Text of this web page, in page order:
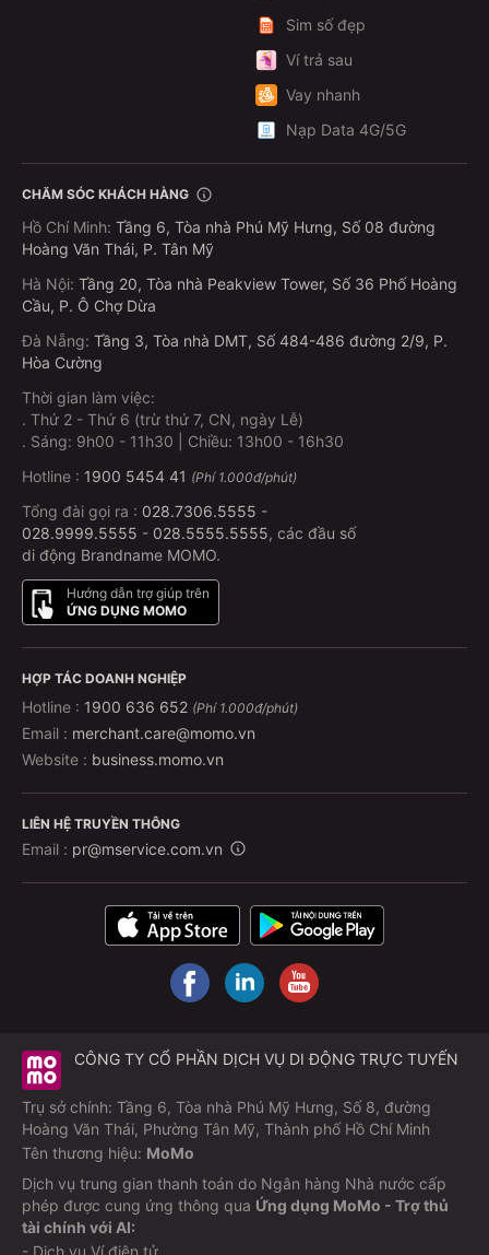
Sim số đẹp
Ví trả sau
Vay nhanh
Nạp Data 4G/5G
CHĂM SÓC KHÁCH HÀNG
Hồ Chí Minh: Tầng 6, Tòa nhà Phú Mỹ Hưng, Số 08 đường
Hoàng Văn Thái, P. Tân Mỹ
Hà Nội: Tầng 20, Tòa nhà Peakview Tower, Số 36 Phố Hoàng
Cầu, P. Ô Chợ Dừa
Đà Nẵng: Tầng 3, Tòa nhà DMT, Số 484-486 đường 2/9, P.
Hòa Cường
Thời gian làm việc:
. Thứ 2 - Thứ 6 (trừ thứ 7, CN, ngày Lễ)
. Sáng: 9h00 - 11h30 | Chiều: 13h00 - 16h30
Hotline : 1900 5454 41 (Phí 1.000đ/phút)
Tổng đài gọi ra : 028.7306.5555 -
028.9999.5555 - 028.5555.5555, các đầu số
di động Brandname MOMO.
Hướng dẫn trợ giúp trên
ỨNG DỤNG MOMO
HỢP TÁC DOANH NGHIỆP
Hotline : 1900 636 652 (Phí 1.000đ/phút)
Email : merchant.care@momo.vn
Website : business.momo.vn
LIÊN HỆ TRUYỀN THÔNG
Email : pr@mservice.com.vn
CÔNG TY CỔ PHẦN DỊCH VỤ DI ĐỘNG TRỰC TUYẾN
Trụ sở chính: Tầng 6, Tòa nhà Phú Mỹ Hưng, Số 8, đường
Hoàng Văn Thái, Phường Tân Mỹ, Thành phố Hồ Chí Minh
Tên thương hiệu: MoMo
Dịch vụ trung gian thanh toán do Ngân hàng Nhà nước cấp
phép được cung ứng thông qua Ứng dụng MoMo - Trợ thủ
tài chính với AI: